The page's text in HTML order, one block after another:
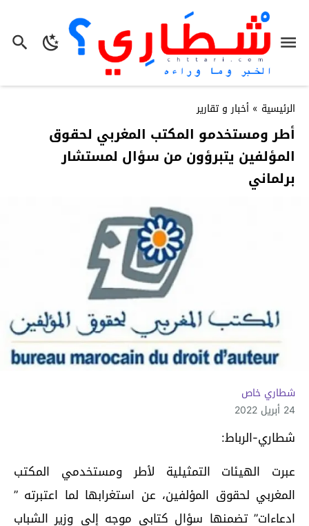
الرئيسية » أخبار و تقارير
أطر ومستخدمو المكتب المغربي لحقوق
المؤلفين يتبرؤون من سؤال لمستشار
برلماني
شطاري خاص
24 أبريل 2022
شطاري-الرباط:
عبرت الهيئات التمثيلية لأطر ومستخدمي المكتب
المغربي لحقوق المؤلفين، عن استغرابها لما اعتبرته ”
ادعاءات” تضمنها سؤال كتابي موجه إلى وزير الشباب